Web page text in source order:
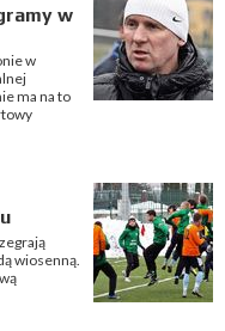
w
w
ma na to
wiosenną.